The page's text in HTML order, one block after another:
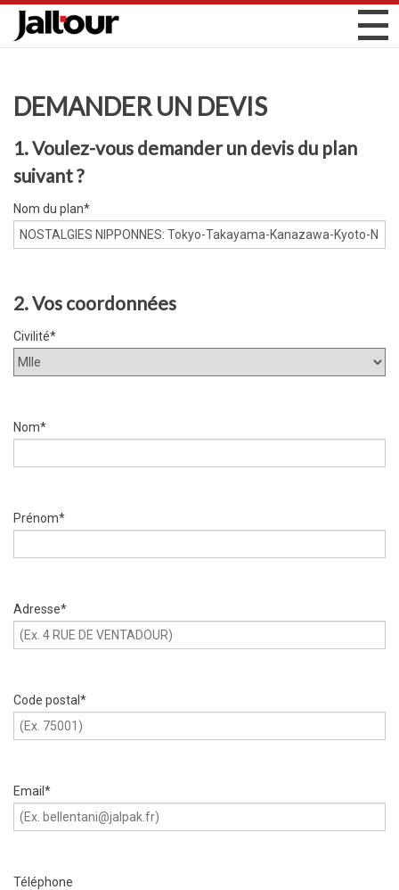
DEMANDER UN DEVIS
1. Voulez-vous demander un devis du plan
suivant ?
Nom du plan*
2. Vos coordonnées
Civilité*
Nom*
Prénom*
Adresse*
Code postal*
Email*
Téléphone